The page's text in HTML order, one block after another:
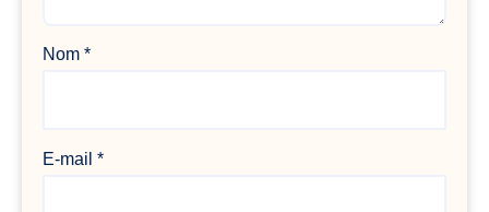
Nom*
E-mail*